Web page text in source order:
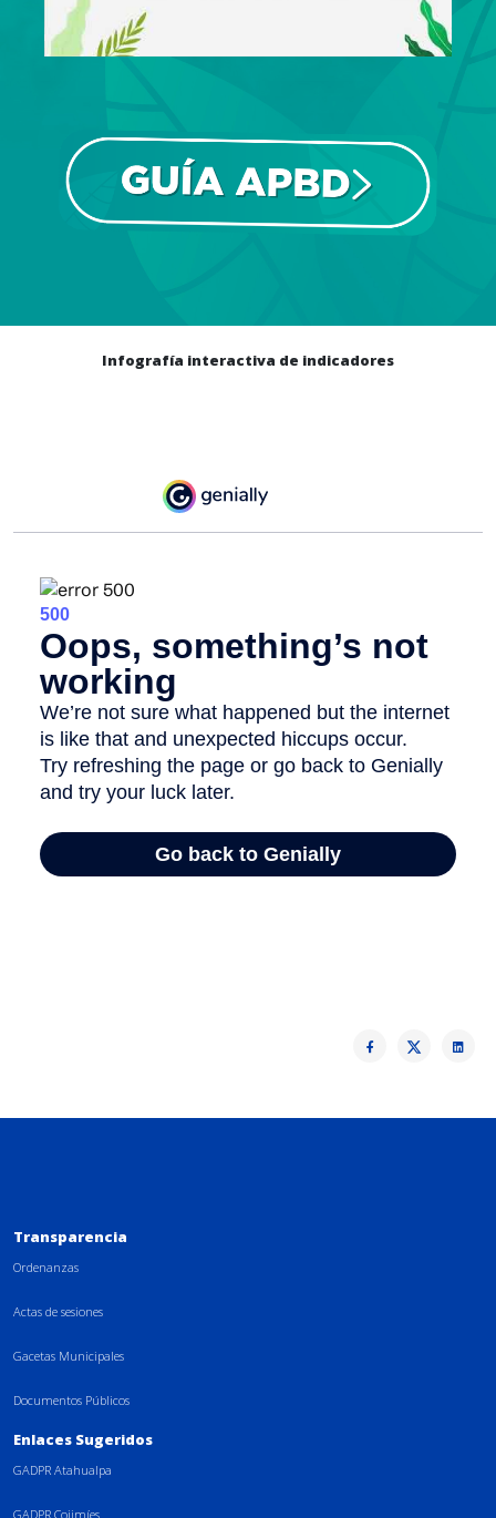
Infografía interactiva de indicadores
Transparencia
Ordenanzas
Actas de sesiones
Gacetas Municipales
Documentos Públicos
Enlaces Sugeridos
GADPR Atahualpa
GADPR Cojimíes